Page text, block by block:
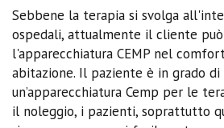
Sebbene la terapia si svolga
ospedali, attualmente il cliente
l'apparecchiatura CEMP nel
abitazione. Il paziente è in grado
un’apparecchiatura Cemp per le
il noleggio, i pazienti, soprattutto